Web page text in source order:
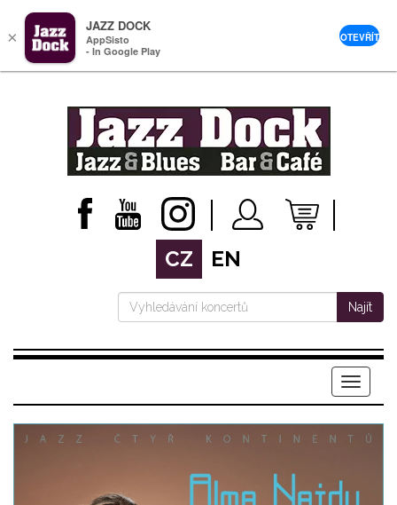
CZ EN
Najít
Menu
×
JAZZ DOCK
AppSisto
- In Google Play
OTEVŘÍT